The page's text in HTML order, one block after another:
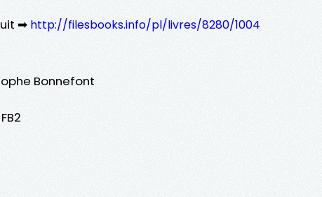
➡ http://filesbooks.info/pl/livres/8280/1004
Bonnefont